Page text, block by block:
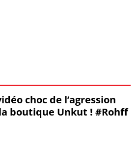
choc de l’agression
boutique Unkut ! #Rohff